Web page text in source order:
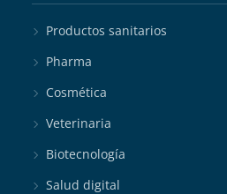
Productos sanitarios
Pharma
Cosmética
Veterinaria
Biotecnología
Salud digital